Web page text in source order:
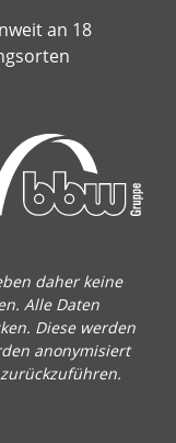
an 18
daher keine
Alle Daten
Diese werden
anonymisiert